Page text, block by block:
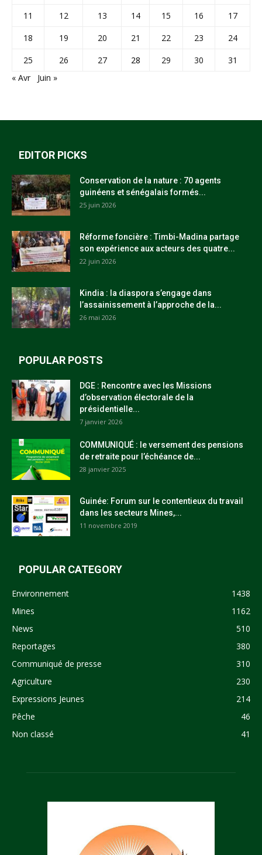
11 12 13 14 15 16
17
18
19 20 21 22 23
24
25
26 27 28 29 30
31
« Avr
Juin »
EDITOR PICKS
Conservation de la nature : 70 agents
guinéens et sénégalais formés...
25 juin 2026
Réforme foncière : Timbi-Madina partage
son expérience aux acteurs des quatre...
22 juin 2026
Kindia : la diaspora s’engage dans
l’assainissement à l’approche de la...
26 mai 2026
POPULAR POSTS
DGE : Rencontre avec les Missions
d’observation électorale de la
présidentielle...
7 janvier 2026
COMMUNIQUÉ : le versement des pensions
de retraite pour l’échéance de...
28 janvier 2025
Guinée: Forum sur le contentieux du travail
dans les secteurs Mines,...
11 novembre 2019
POPULAR CATEGORY
Environnement
1438
Mines
1162
News
510
Reportages
380
Communiqué de presse
310
Agriculture
230
Expressions Jeunes
214
Pêche
46
Non classé
41